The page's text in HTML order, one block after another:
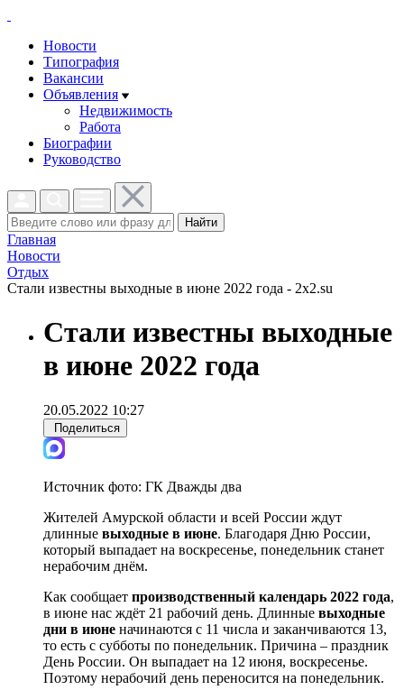
Новости
Типография
Вакансии
Объявления
Недвижимость
Работа
Биографии
Руководство
Найти
Главная
Новости
Отдых
Стали известны выходные в июне 2022 года - 2x2.su
Стали известны выходные
в июне 2022 года
20.05.2022 10:27
Поделиться
Источник фото: ГК Дважды два
Жителей Амурской области и всей России ждут
длинные выходные в июне. Благодаря Дню России,
который выпадает на воскресенье, понедельник станет
нерабочим днём.
Как сообщает производственный календарь 2022 года,
в июне нас ждёт 21 рабочий день. Длинные выходные
дни в июне начинаются с 11 числа и заканчиваются 13,
то есть с субботы по понедельник. Причина – праздник
День России. Он выпадает на 12 июня, воскресенье.
Поэтому нерабочий день переносится на понедельник.